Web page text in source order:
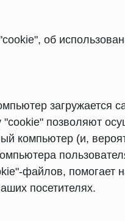
об
загружается
позволяют
компьютер (и,
файлов, помогает
посетителях.